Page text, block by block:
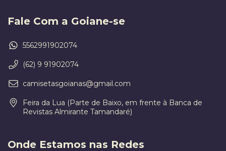
Fale Com a Goiane-se
5562991902074
(62) 9 91902074
camisetasgoianas@gmail.com
Feira da Lua (Parte de Baixo, em frente à Banca de
Revistas Almirante Tamandaré)
Onde Estamos nas Redes